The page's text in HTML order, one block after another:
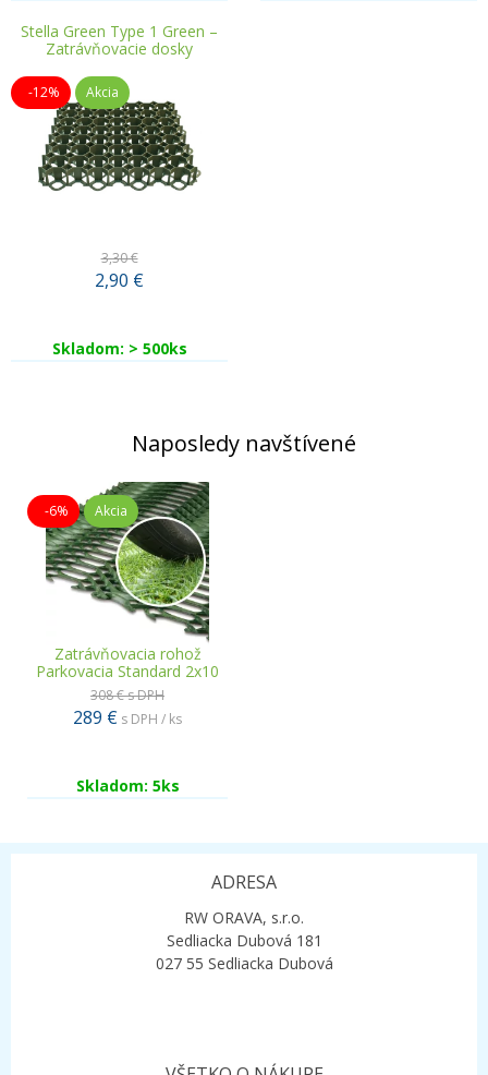
Stella Green Type 1 Green –
Zatrávňovacie dosky
-12% Akcia
3,30 €
2,90 €
Skladom: > 500ks
Naposledy navštívené
-6% Akcia
Zatrávňovacia rohož
Parkovacia Standard 2x10
308 €s DPH
289 € s DPH / ks
Skladom: 5ks
ADRESA
RW ORAVA, s.r.o.
Sedliacka Dubová 181
027 55 Sedliacka Dubová